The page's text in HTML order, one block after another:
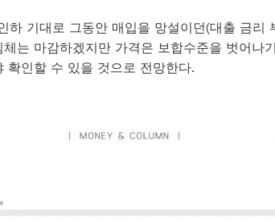
하 기대로 그동안 매입을 망설이던(대출 금리
는 마감하겠지만 가격은 보합수준을 벗어나
인할 수 있을 것으로 전망한다.